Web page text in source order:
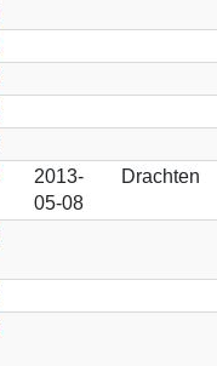
2013-
05-08
Drachten